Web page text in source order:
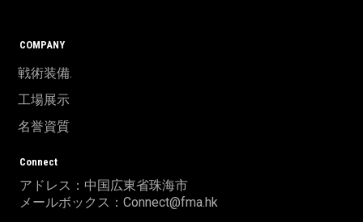
COMPANY
戦術装備.
工場展示
名誉資質
Connect
アドレス：中国広東省珠海市
メールボックス：Connect@fma.hk